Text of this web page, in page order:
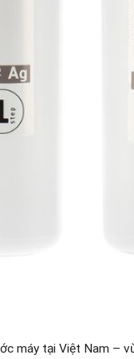
máy tại Việt Nam –